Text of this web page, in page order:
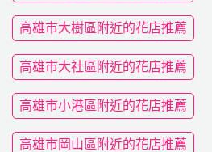
高雄市大樹區附近的花店推薦
高雄市大社區附近的花店推薦
高雄市小港區附近的花店推薦
高雄市岡山區附近的花店推薦